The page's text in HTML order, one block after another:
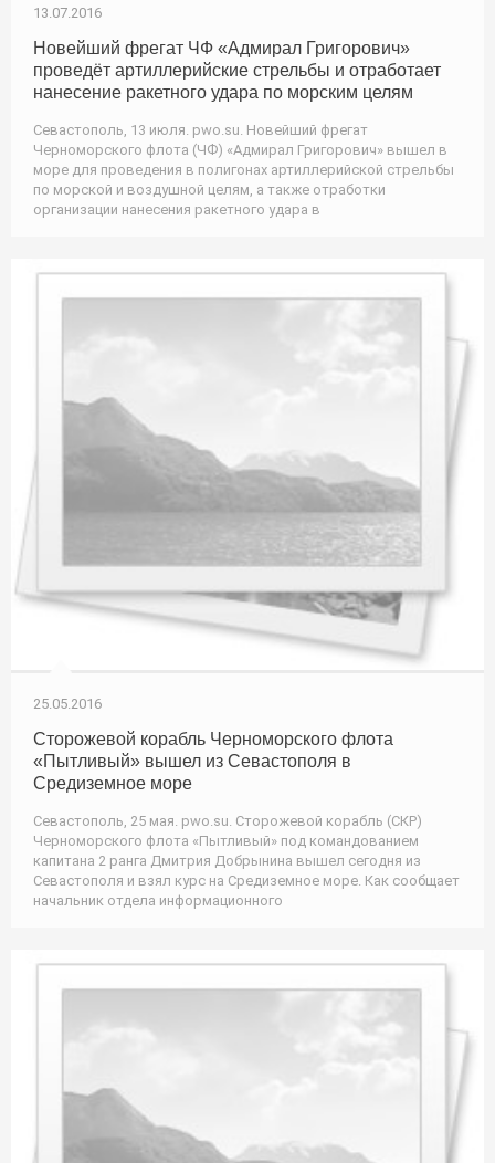
13.07.2016
Новейший фрегат ЧФ «Адмирал Григорович»
проведёт артиллерийские стрельбы и отработает
нанесение ракетного удара по морским целям
Севастополь, 13 июля. pwo.su. Новейший фрегат
Черноморского флота (ЧФ) «Адмирал Григорович» вышел в
море для проведения в полигонах артиллерийской стрельбы
по морской и воздушной целям, а также отработки
организации нанесения ракетного удара в
25.05.2016
Сторожевой корабль Черноморского флота
«Пытливый» вышел из Севастополя в
Средиземное море
Севастополь, 25 мая. pwo.su. Сторожевой корабль (СКР)
Черноморского флота «Пытливый» под командованием
капитана 2 ранга Дмитрия Добрынина вышел сегодня из
Севастополя и взял курс на Средиземное море. Как сообщает
начальник отдела информационного